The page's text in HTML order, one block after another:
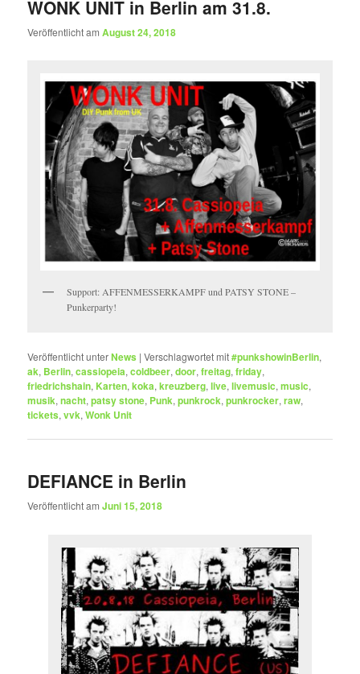
WONK UNIT in Berlin am 31.8.
Veröffentlicht amAugust 24, 2018
Support: AFFENMESSERKAMPF und PATSY STONE –
Punkerparty!
Veröffentlicht unterNews |Verschlagwortet mit#punkshowinBerlin,
ak, Berlin,cassiopeia,coldbeer,door,freitag,friday,
friedrichshain, Karten,koka,kreuzberg,live,livemusic,music,
musik,nacht,patsy stone, Punk,punkrock,punkrocker,raw,
tickets,vvk,Wonk Unit
DEFIANCE in Berlin
Veröffentlicht amJuni 15, 2018